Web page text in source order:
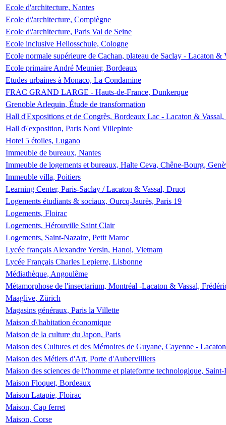
Ecole d'architecture, Nantes
Ecole d\'architecture, Compiègne
Ecole d\'architecture, Paris Val de Seine
Ecole inclusive Heliosschule, Cologne
Ecole normale supérieure de Cachan, plateau de Saclay - Lacaton &
Ecole primaire André Meunier, Bordeaux
Etudes urbaines à Monaco, La Condamine
FRAC GRAND LARGE - Hauts-de-France, Dunkerque
Grenoble Arlequin, Étude de transformation
Hall d'Expositions et de Congrès, Bordeaux Lac - Lacaton &
Hall d\'exposition, Paris Nord Villepinte
Hotel 5 étoiles, Lugano
Immeuble de bureaux, Nantes
Immeuble de logements et bureaux, Halte Ceva, Chêne-Bourg,
Immeuble villa, Poitiers
Learning Center, Paris-Saclay / Lacaton & Vassal, Druot
Logements étudiants & sociaux, Ourcq-Jaurès, Paris 19
Logements, Floirac
Logements, Hérouville Saint Clair
Logements, Saint-Nazaire, Petit Maroc
Lycée français Alexandre Yersin, Hanoi, Vietnam
Lycée Français Charles Lepierre, Lisbonne
Médiathèque, Angoulême
Métamorphose de l'insectarium, Montréal -Lacaton & Vassal,
Maaglive, Zürich
Magasins généraux, Paris la Villette
Maison d\'habitation économique
Maison de la culture du Japon, Paris
Maison des Cultures et des Mémoires de Guyane, Cayenne -
Maison des Métiers d'Art, Porte d'Aubervilliers
Maison des sciences de l\'homme et plateforme technologique,
Maison Floquet, Bordeaux
Maison Latapie, Floirac
Maison, Cap ferret
Maison, Corse